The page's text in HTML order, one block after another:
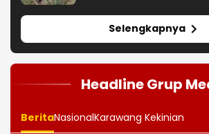
Selengkapnya
Headline Grup
BeritaNasionalKarawang Kekinian